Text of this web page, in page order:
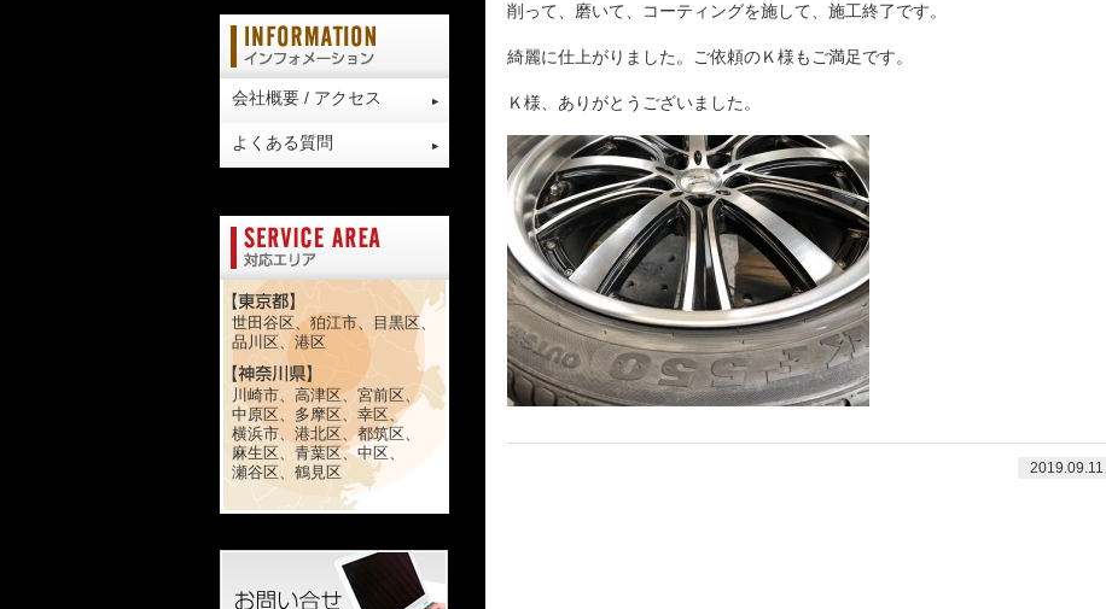
削って、磨いて、コーティングを施して、施工終了です。
綺麗に仕上がりました。ご依頼のＫ様もご満足です。
Ｋ様、ありがとうございました。
2019.09.11
会社概要 / アクセス
よくある質問
世田谷区、狛江市、目黒区、
品川区、港区
川崎市、高津区、宮前区、
中原区、多摩区、幸区、
横浜市、港北区、都筑区、
麻生区、青葉区、中区、
瀬谷区、鶴見区